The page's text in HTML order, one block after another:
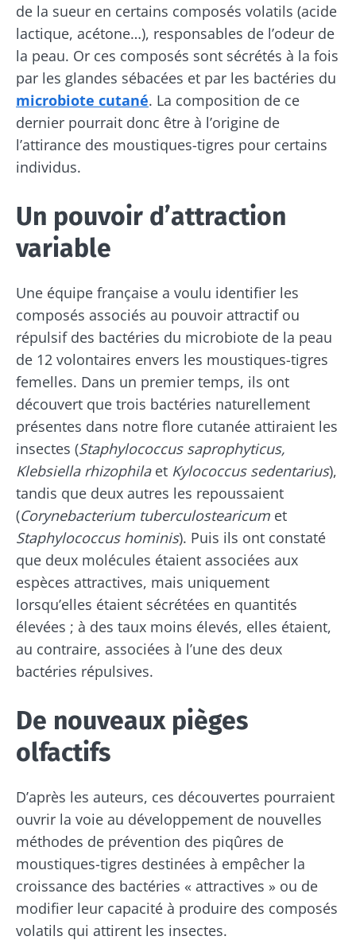
de la sueur en certains composés volatils (acide
lactique, acétone…), responsables de l’odeur de
la peau. Or ces composés sont sécrétés à la fois
par les glandes sébacées et par les bactéries du
microbiote cutané. La composition de ce
dernier pourrait donc être à l’origine de
l’attirance des moustiques-tigres pour certains
individus.
Un pouvoir d’attraction
variable
Une équipe française a voulu identifier les
composés associés au pouvoir attractif ou
répulsif des bactéries du microbiote de la peau
de 12 volontaires envers les moustiques-tigres
femelles. Dans un premier temps, ils ont
découvert que trois bactéries naturellement
présentes dans notre flore cutanée attiraient les
insectes (Staphylococcus saprophyticus,
Klebsiella rhizophilaet Kylococcus sedentarius),
tandis que deux autres les repoussaient
(Corynebacterium tuberculostearicum et
Staphylococcus hominis). Puis ils ont constaté
que deux molécules étaient associées aux
espèces attractives, mais uniquement
lorsqu’elles étaient sécrétées en quantités
élevées ; à des taux moins élevés, elles étaient,
au contraire, associées à l’une des deux
bactéries répulsives.
De nouveaux pièges
olfactifs
D’après les auteurs, ces découvertes pourraient
ouvrir la voie au développement de nouvelles
méthodes de prévention des piqûres de
moustiques-tigres destinées à empêcher la
croissance des bactéries « attractives » ou de
modifier leur capacité à produire des composés
volatils qui attirent les insectes.
Redirection
Se tenir informé
Rejoignez la communauté du microbiote et
recevez une fois par mois "The Essential"
pour rester au courant des dernières
actualités sur le microbiote.
Ne partez pas si vite !
recevez une fois par mois "The Essential"
pour rester au courant des dernières
actualités sur le microbiote.
Je souhaite m'inscrire afin de recevoir
d'autres actualités de Biocodex
J’ai lu et accepte lesCGUet la